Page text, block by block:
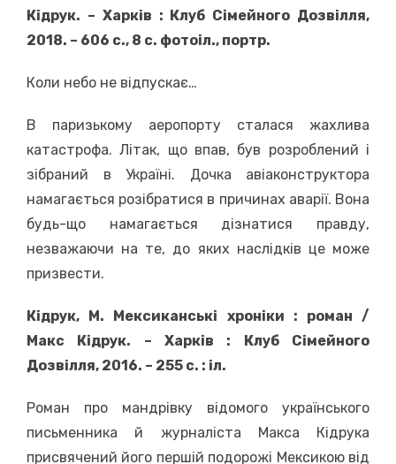
Кідрук. – Харків : Клуб Сімейного Дозвілля,
2018. – 606 с., 8 с. фотоіл., портр.
Коли небо не відпускає…
В паризькому аеропорту сталася жахлива
катастрофа. Літак, що впав, був розроблений і
зібраний в Україні. Дочка авіаконструктора
намагається розібратися в причинах аварії. Вона
будь-що намагається дізнатися правду,
незважаючи на те, до яких наслідків це може
призвести.
Кідрук, М. Мексиканські хроніки : роман /
Макс Кідрук. – Харків : Клуб Сімейного
Дозвілля, 2016. – 255 с. : іл.
Роман про мандрівку відомого українського
письменника й журналіста Макса Кідрука
присвячений його першій подорожі Мексикою від